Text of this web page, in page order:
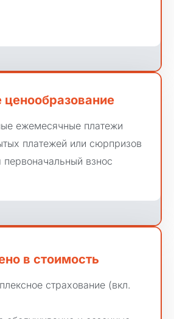
ценообразование
ежемесячные платежи
платежей или сюрпризов
взнос
в стоимость
страхование (вкл.